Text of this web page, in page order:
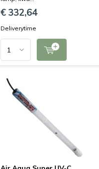
€ 332,64
Deliverytime